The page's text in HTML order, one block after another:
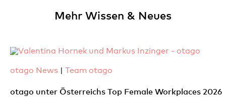
Mehr Wissen & Neues
otago News | Team otago
otago unter Österreichs Top Female Workplaces 2026